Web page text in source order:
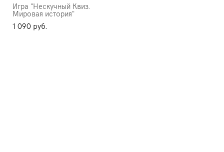
Игра "Нескучный Квиз.
Мировая история"
1 090 pуб.